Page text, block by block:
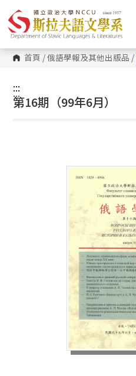
到
主
要
內
容
區 首頁 /俄語學報及其他出版品 /
:::
:::
第16期（99年6月）